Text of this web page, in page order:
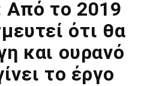
Από το 2019
ότι θα
και ουρανό
το έργο